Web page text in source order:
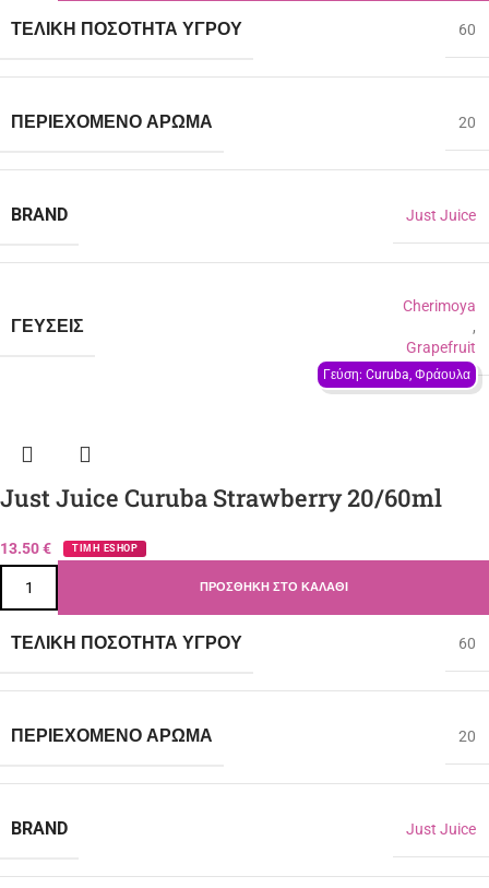
ΤΕΛΙΚΉ ΠΟΣΌΤΗΤΑ ΥΓΡΟΎ 60
ΠΕΡΙΈΧΟΜΕΝΟ ΆΡΩΜΑ 20
BRAND Just Juice
ΓΕΎΣΕΙΣ
Cherimoya
,
Grapefruit
Γεύση: Curuba, Φράουλα
Just Juice Curuba Strawberry 20/60ml
13.50€ ΤΙΜΗ ESHOP
ΠΡΟΣΘΉΚΗ ΣΤΟ ΚΑΛΆΘΙ
ΤΕΛΙΚΉ ΠΟΣΌΤΗΤΑ ΥΓΡΟΎ 60
ΠΕΡΙΈΧΟΜΕΝΟ ΆΡΩΜΑ 20
BRAND Just Juice